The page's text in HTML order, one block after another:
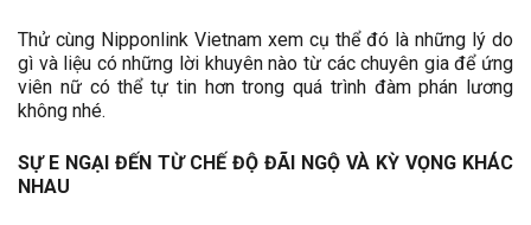
Thử cùng Nipponlink Vietnam xem cụ thể đó là những lý do
gì và liệu có những lời khuyên nào từ các chuyên gia để ứng
viên nữ có thể tự tin hơn trong quá trình đàm phán lương
không nhé.
SỰ E NGẠI ĐẾN TỪ CHẾ ĐỘ ĐÃI NGỘ VÀ KỲ VỌNG KHÁC
NHAU